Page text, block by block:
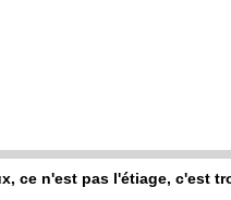
ce n'est pas l'étiage, c'est